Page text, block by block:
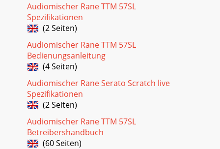
Audiomischer Rane TTM 57SL
Spezifikationen
(2 Seiten)
Audiomischer Rane TTM 57SL
Bedienungsanleitung
(4 Seiten)
Audiomischer Rane Serato Scratch live
Spezifikationen
(2 Seiten)
Audiomischer Rane TTM 57SL
Betreibershandbuch
(60 Seiten)